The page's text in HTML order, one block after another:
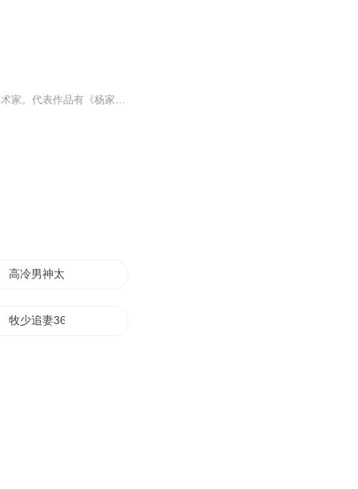
田连元，评书表演艺术家，2019年10月30日，获评“70年70人·杰出演播艺术家”。杰出演播艺术家。代表作品有《杨家将》、《水浒传》、《双镖记》等。以幽默的演绎风格，向听众呈现经典文学作品，为紧张刺激的剧情增添诙谐感。《施公案》，清代民间通俗公案...
高冷男神太腹黑追婚36计
牧少追妻36计媳妇真香